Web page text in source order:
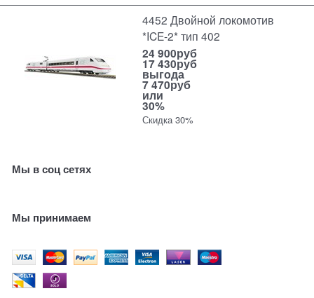
4452 Двойной локомотив
*ICE-2* тип 402
24 900руб
17 430руб
выгода
7 470руб
или
30%
Скидка 30%
Мы в соц сетях
Мы принимаем